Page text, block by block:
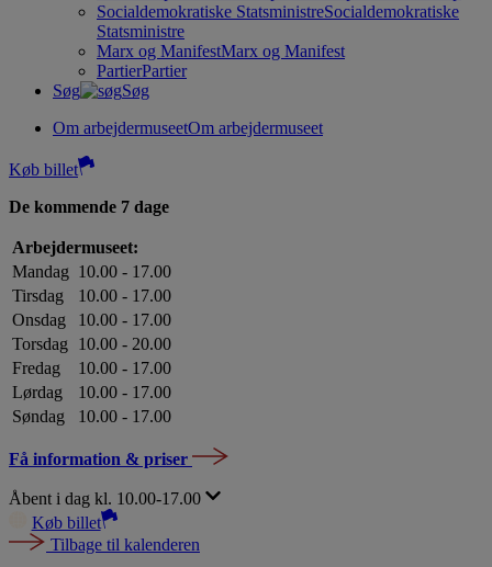
Socialdemokratiske StatsministreSocialdemokratiske
Statsministre
Marx og ManifestMarx og Manifest
PartierPartier
Søg
Søg
Om arbejdermuseetOm arbejdermuseet
Køb billet
De kommende 7 dage
Arbejdermuseet:
Mandag 10.00 - 17.00
Tirsdag
10.00 - 17.00
Onsdag
10.00 - 17.00
Torsdag
10.00 - 20.00
Fredag
10.00 - 17.00
Lørdag
10.00 - 17.00
Søndag
10.00 - 17.00
Få information & priser
Åbent i dag kl. 10.00-17.00
Køb billet
Tilbage til kalenderen